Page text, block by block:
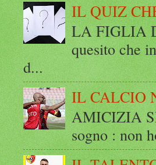
IL QUIZ
LA FIGLIA
quesito che
d...
IL CALCIO
AMICIZIA
sogno : non